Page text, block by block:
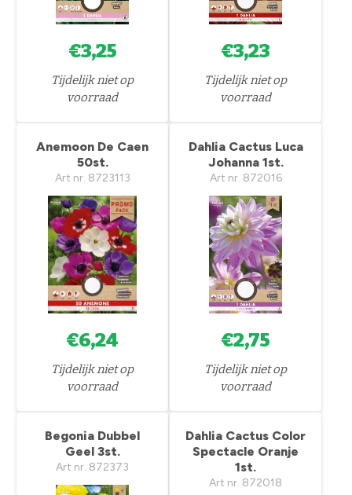
€3,25
Tijdelijk niet op
voorraad
€3,23
Tijdelijk niet op
voorraad
Anemoon De Caen
50st.
Art nr. 8723113
€6,24
Tijdelijk niet op
voorraad
Dahlia Cactus Luca
Johanna 1st.
Art nr. 872016
€2,75
Tijdelijk niet op
voorraad
Begonia Dubbel
Geel 3st.
Art nr. 872373
Dahlia Cactus Color
Spectacle Oranje
1st.
Art nr. 872018